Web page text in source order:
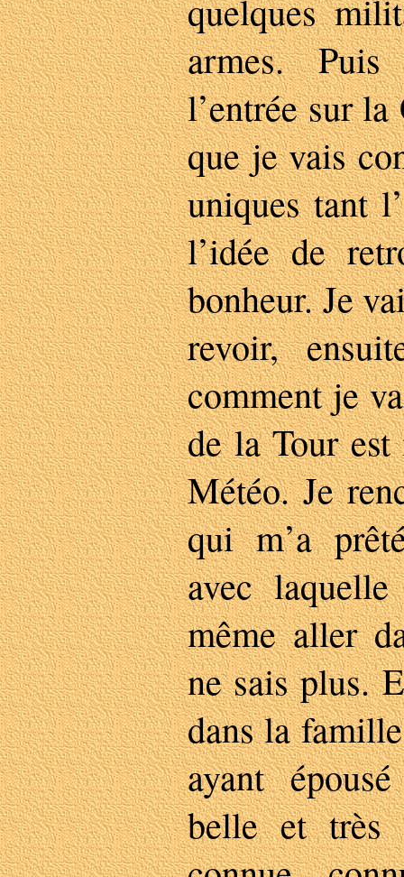
quelques
armes.
l’entrée sur
que je vais
uniques tant
l’idée de
bonheur. Je
revoir,
comment je
de la Tour
Météo. Je
qui m’a
avec
même aller
ne sais plus.
dans la
ayant
belle et très